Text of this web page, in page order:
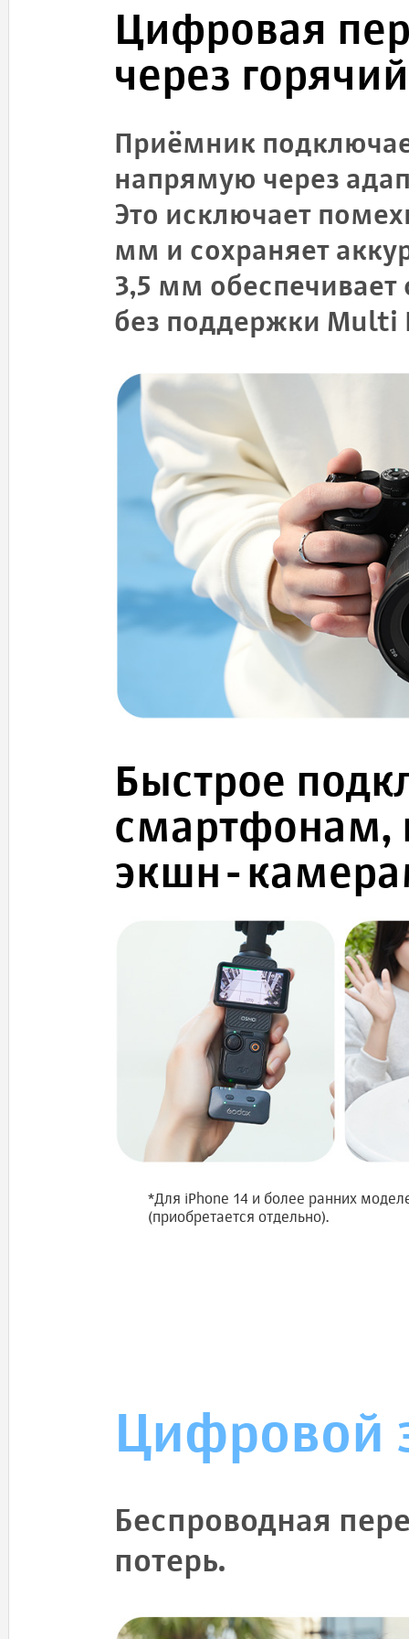
Цифровая
через
Приёмник
напрямую через
Это исключает
мм и сохраняет
3,5 мм
без поддержки Multi
Быстрое
смартфонам,
экшн-
*Для iPhone 14 и более ранних
(приобретается отдельно).
Цифровой
Беспроводная
потерь.